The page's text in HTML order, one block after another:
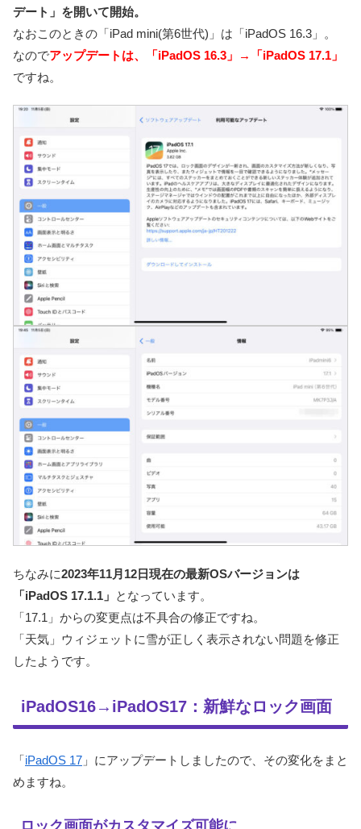
デート」を開いて開始。
なおこのときの「iPad mini(第6世代)」は「iPadOS 16.3」。
なのでアップデートは、「iPadOS 16.3」→「iPadOS 17.1」
ですね。
ちなみに2023年11月12日現在の最新OSバージョンは
「iPadOS 17.1.1」 となっています。
「17.1」からの変更点は不具合の修正ですね。
「天気」ウィジェットに雪が正しく表示されない問題を修正
したようです。
iPadOS16→iPadOS17：新鮮なロック画面
「iPadOS 17 」にアップデートしましたので、その変化をまと
めますね。